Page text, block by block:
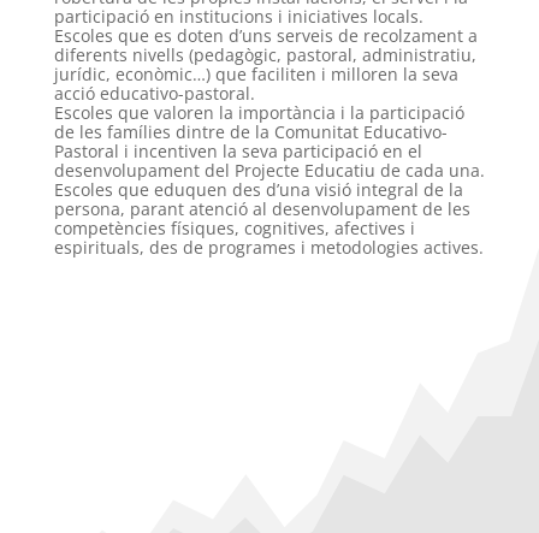
participació en institucions i iniciatives locals.
Escoles que es doten d’uns serveis de recolzament a
diferents nivells (pedagògic, pastoral, administratiu,
jurídic, econòmic…) que faciliten i milloren la seva
acció educativo-pastoral.
Escoles que valoren la importància i la participació
de les famílies dintre de la Comunitat Educativo-
Pastoral i incentiven la seva participació en el
desenvolupament del Projecte Educatiu de cada una.
Escoles que eduquen des d’una visió integral de la
persona, parant atenció al desenvolupament de les
competències físiques, cognitives, afectives i
espirituals, des de programes i metodologies actives.